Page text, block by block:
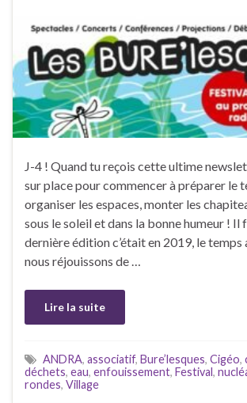
J-4 ! Quand tu reçois cette ultime
sur place pour commencer à préparer le
organiser les espaces, monter les
sous le soleil et dans la bonne humeur ! Il
dernière édition c’était en 2019, le temps
nous réjouissons de …
Lire la suite
ANDRA, associatif, Bure’lesques, Cigéo,
déchets, eau, enfouissement, Festival,
rondes, Village